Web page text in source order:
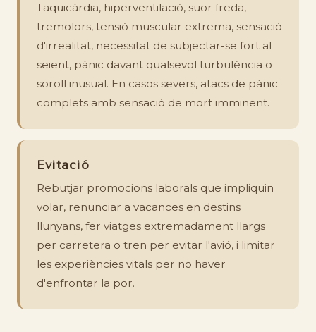
Taquicàrdia, hiperventilació, suor freda,
tremolors, tensió muscular extrema, sensació
d'irrealitat, necessitat de subjectar-se fort al
seient, pànic davant qualsevol turbulència o
soroll inusual. En casos severs, atacs de pànic
complets amb sensació de mort imminent.
Evitació
Rebutjar promocions laborals que impliquin
volar, renunciar a vacances en destins
llunyans, fer viatges extremadament llargs
per carretera o tren per evitar l'avió, i limitar
les experiències vitals per no haver
d'enfrontar la por.